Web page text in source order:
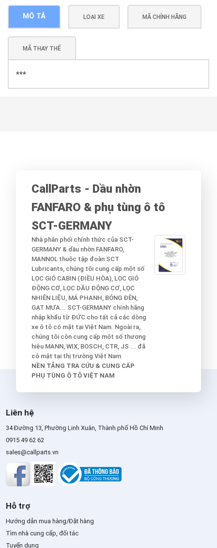
MÔ TẢ LOẠI XE MÃ CHÍNH HÃNG
MÃ THAY THẾ
***
CallParts - Dầu nhờn
FANFARO & phụ tùng ô tô
SCT-GERMANY
Nhà phân phối chính thức của SCT-
GERMANY & dầu nhờn FANFARO,
MANNOL thuộc tập đoàn SCT
Lubricants, chúng tôi cung cấp một số
LỌC GIÓ CABIN (ĐIỀU HÒA), LỌC GIÓ
ĐỘNG CƠ, LỌC DẦU ĐỘNG CƠ, LỌC
NHIÊN LIỆU, MÁ PHANH, BÓNG ĐÈN,
GẠT MƯA... SCT-GERMANY chính hãng
nhập khẩu từ ĐỨC cho tất cả các dòng
xe ô tô có mặt tại Việt Nam. Ngoài ra,
chúng tôi còn cung cấp một số thương
hiệu MANN, WIX, BOSCH, CTR, JS ... đã
có mặt tại thị trường Việt Nam
NỀN TẢNG TRA CỨU & CUNG CẤP
PHỤ TÙNG Ô TÔ VIỆT NAM
Liên hệ
34 Đường 13, Phường Linh Xuân, Thành phố Hồ Chí Minh
0915 49 62 62
sales@callparts.vn
Hỗ trợ
Hướng dẫn mua hàng/Đặt hàng
Tìm nhà cung cấp, đối tác
Tuyển dụng